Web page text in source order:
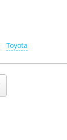
Toyota